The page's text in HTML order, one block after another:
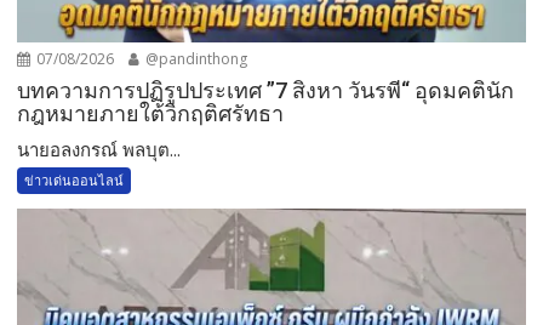
07/08/2026 @pandinthong
บทความการปฏิรูปประเทศ ”7 สิงหา วันรพี“ อุดมคตินัก
กฎหมายภายใต้วิกฤติศรัทธา
นายอลงกรณ์ พลบุต...
ข่าวเด่นออนไลน์